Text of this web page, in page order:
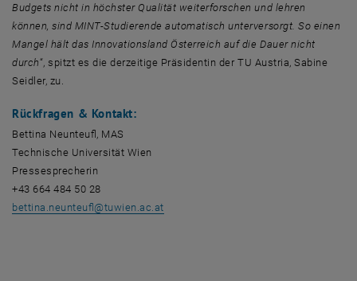
Budgets nicht in höchster Qualität weiterforschen und lehren
können, sind MINT-Studierende automatisch unterversorgt. So einen
Mangel hält das Innovationsland Österreich auf die Dauer nicht
durch“, spitzt es die derzeitige Präsidentin der TU Austria, Sabine
Seidler, zu.
Rückfragen & Kontakt:
Bettina Neunteufl, MAS
Technische Universität Wien
Pressesprecherin
+43 664 484 50 28
bettina.neunteufl@tuwien.ac.at, öffnet eine externe URL in einem